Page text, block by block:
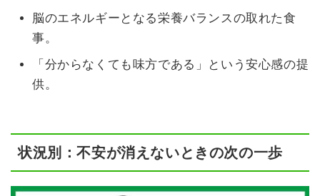
脳のエネルギーとなる栄養バランスの取れた食
事。
「分からなくても味方である」という安心感の提
供。
状況別：不安が消えないときの次の一歩